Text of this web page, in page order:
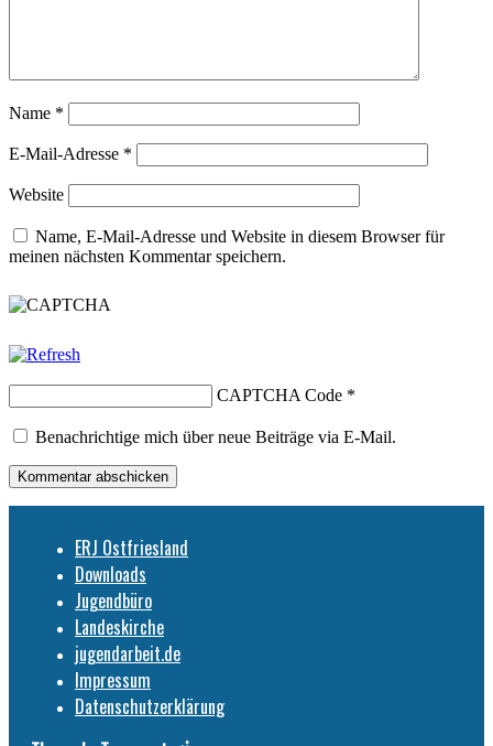
Name *
E-Mail-Adresse *
Website
Name, E-Mail-Adresse und Website in diesem Browser für
meinen nächsten Kommentar speichern.
CAPTCHA Code *
Benachrichtige mich über neue Beiträge via E-Mail.
ERJ Ostfriesland
Downloads
Jugendbüro
Landeskirche
jugendarbeit.de
Impressum
Datenschutzerklärung